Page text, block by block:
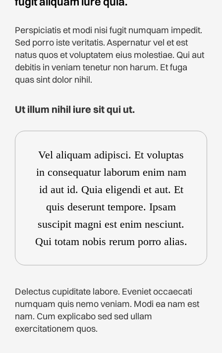
Perspiciatis et modi nisi fugit numquam impedit.
Sed porro iste veritatis. Aspernatur vel et est
natus quos et voluptatem eius molestiae. Qui aut
debitis in veniam tenetur non harum. Et fuga
quas sint dolor nihil.
Ut illum nihil iure sit qui ut.
Vel aliquam adipisci. Et voluptas
in consequatur laborum enim nam
id aut id. Quia eligendi et aut. Et
quis deserunt tempore. Ipsam
suscipit magni est enim nesciunt.
Qui totam nobis rerum porro alias.
Delectus cupiditate labore. Eveniet occaecati
numquam quis nemo veniam. Modi ea nam est
nam. Cum explicabo sed sed ullam
exercitationem quos.